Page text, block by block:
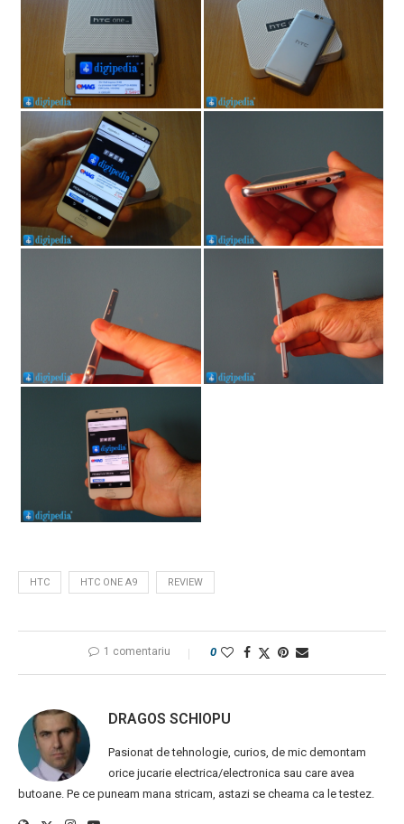
HTC HTC ONE A9 REVIEW
1 comentariu 0
DRAGOS SCHIOPU
Pasionat de tehnologie, curios, de mic demontam
orice jucarie electrica/electronica sau care avea
butoane. Pe ce puneam mana stricam, astazi se cheama ca le testez.